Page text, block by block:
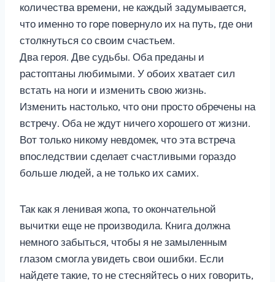
количества времени, не каждый задумывается,
что именно то горе повернуло их на путь, где они
столкнуться со своим счастьем.
Два героя. Две судьбы. Оба преданы и
растоптаны любимыми. У обоих хватает сил
встать на ноги и изменить свою жизнь.
Изменить настолько, что они просто обречены на
встречу. Оба не ждут ничего хорошего от жизни.
Вот только никому невдомек, что эта встреча
впоследствии сделает счастливыми гораздо
больше людей, а не только их самих.
Так как я ленивая жопа, то окончательной
вычитки еще не производила. Книга должна
немного забыться, чтобы я не замыленным
глазом смогла увидеть свои ошибки. Если
найдете такие, то не стесняйтесь о них говорить,